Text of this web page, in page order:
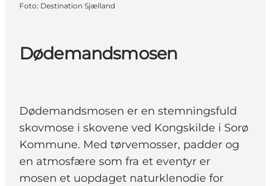
Dødemandsmosen
Dødemandsmosen er en stemningsfuld
skovmose i skovene ved Kongskilde i Sorø
Kommune. Med tørvemosser, padder og
en atmosfære som fra et eventyr er
mosen et uopdaget naturklenodie for
Foto: Destination Sjælland